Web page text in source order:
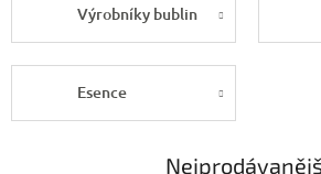
Výrobníky bublin
Esence